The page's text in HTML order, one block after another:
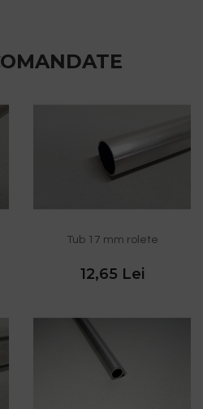
Tub 17 mm rolete
12,65 Lei